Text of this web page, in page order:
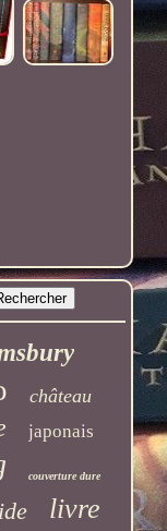
château
japonais
couverture dure
livre